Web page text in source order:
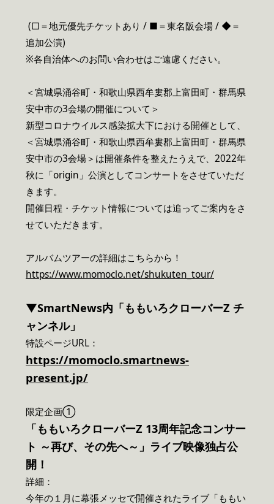
(□＝地元優先チケットあり / ■＝東名阪会場 / ◆＝
追加公演)
※各自治体へのお問い合わせはご遠慮ください。
＜宮城県涌谷町・和歌山県西牟婁郡上富田町・群馬県
安中市の3会場の開催について＞
新型コロナウイルス感染拡大下における開催として、
＜宮城県涌谷町・和歌山県西牟婁郡上富田町・群馬県
安中市の3会場＞は開催条件を整えたうえで、2022年
秋に「origin」公演としてコンサートをさせていただ
きます。
開催日程・チケット情報については追ってご案内をさ
せていただきます。
アルバムツアーの詳細はこちらから！
https://www.momoclo.net/shukuten_tour/
▼SmartNews内「ももいろクローバーZ チ
ャンネル」
特設ページURL：
https://momoclo.smartnews-
present.jp/
限定企画①
「ももいろクローバーZ 13周年記念コンサー
ト ～再び、その先へ～」ライブ映像独占公
開！
詳細：
今年の１月に幕張メッセで開催されたライブ「ももい